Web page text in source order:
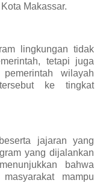
Makassar.
lingkungan tidak
tetapi juga
wilayah
ke tingkat
jajaran yang
yang dijalankan
bahwa
mampu